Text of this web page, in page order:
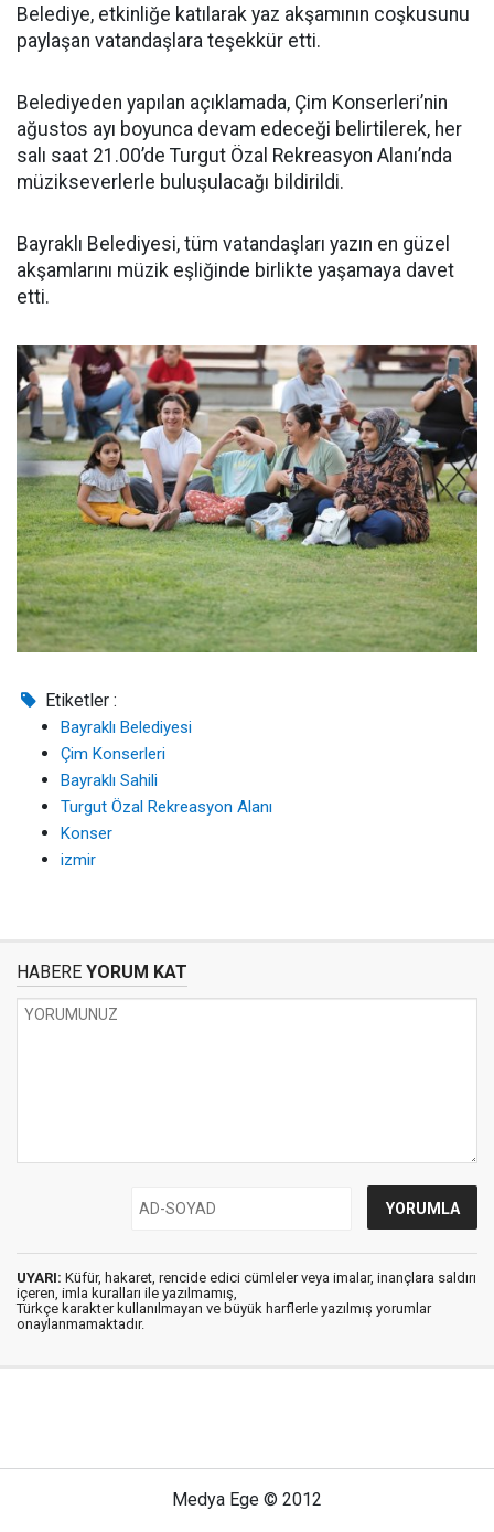
Belediye, etkinliğe katılarak yaz akşamının coşkusunu
paylaşan vatandaşlara teşekkür etti.
Belediyeden yapılan açıklamada, Çim Konserleri’nin
ağustos ayı boyunca devam edeceği belirtilerek, her
salı saat 21.00’de Turgut Özal Rekreasyon Alanı’nda
müzikseverlerle buluşulacağı bildirildi.
Bayraklı Belediyesi, tüm vatandaşları yazın en güzel
akşamlarını müzik eşliğinde birlikte yaşamaya davet
etti.
Etiketler :
Bayraklı Belediyesi
Çim Konserleri
Bayraklı Sahili
Turgut Özal Rekreasyon Alanı
Konser
izmir
HABERE YORUM KAT
UYARI: Küfür, hakaret, rencide edici cümleler veya imalar, inançlara saldırı
içeren, imla kuralları ile yazılmamış,
Türkçe karakter kullanılmayan ve büyük harflerle yazılmış yorumlar
onaylanmamaktadır.
Medya Ege © 2012